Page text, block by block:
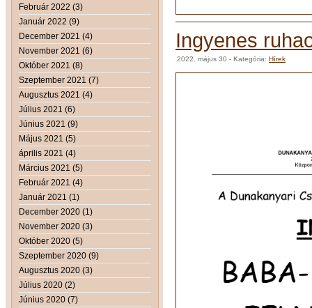
Február 2022 (3)
Január 2022 (9)
December 2021 (4)
November 2021 (6)
Október 2021 (8)
Szeptember 2021 (7)
Augusztus 2021 (4)
Július 2021 (6)
Június 2021 (9)
Május 2021 (5)
április 2021 (4)
Március 2021 (5)
Február 2021 (4)
Január 2021 (1)
December 2020 (1)
November 2020 (3)
Október 2020 (5)
Szeptember 2020 (9)
Augusztus 2020 (3)
Július 2020 (2)
Június 2020 (7)
Ingyenes
2022. május 30 - Kategória: Hírek